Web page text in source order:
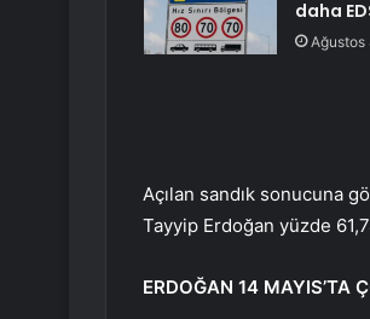
daha
Ağustos
Açılan sandık sonucuna
Tayyip Erdoğan yüzde
ERDOĞAN 14 MAYIS’TA